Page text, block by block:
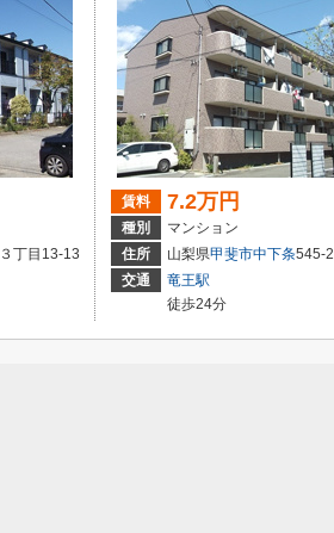
３丁目13-13
賃料 7.2万円
種別
マンション
住所
山梨県甲斐市中下条545-2
交通
竜王駅
徒歩24分